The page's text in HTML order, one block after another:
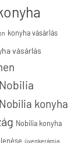
konyha vásárlás
vásárlás
Nobilia
Nobilia konyha
Nobilia konyha
üvegkerámia